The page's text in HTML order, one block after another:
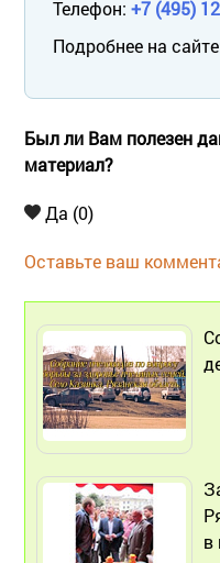
Телефон: +7 (495)
Подробнее на
Был ли Вам полезен
материал?
Да (0)
Оставьте ваш
в